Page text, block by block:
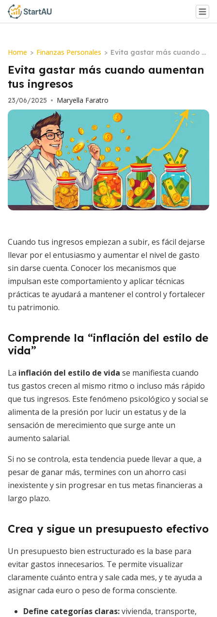
Home > Finanzas Personales > Evita gastar más cuando a
umentan tus ingresos
Evita gastar más cuando aumentan
tus ingresos
23/06/2025 • Maryella Faratro
Cuando tus ingresos empiezan a subir, es fácil dejarse
llevar por el entusiasmo y aumentar el nivel de gasto
sin darse cuenta. Conocer los mecanismos que
impulsan este comportamiento y aplicar técnicas
prácticas te ayudará a mantener el control y fortalecer
tu patrimonio.
Comprende la “inflación del estilo de
vida”
La inflación del estilo de vida se manifiesta cuando
tus gastos crecen al mismo ritmo o incluso más rápido
que tus ingresos. Este fenómeno psicológico y social se
alimenta de la presión por lucir un estatus y de la
sensación de merecimiento que surge ante un
aumento salarial.
Si no se controla, esta tendencia puede llevar a que, a
pesar de ganar más, termines con un ahorro casi
inexistente y sin progresar en tus metas financieras a
largo plazo.
Crea y sigue un presupuesto efectivo
Un presupuesto bien estructurado es la base para
evitar gastos innecesarios. Te permite visualizar
claramente cuánto entra y sale cada mes, y te ayuda a
asignar cada euro o peso de forma consciente.
Define categorías claras:vivienda, transporte,